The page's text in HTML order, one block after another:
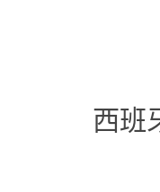
西班